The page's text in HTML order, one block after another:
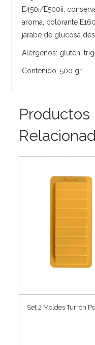
E450i/E500ii,
aroma, colorante
jarabe de glucosa
Alérgenos: gluten,
Contenido: 500 gr
Productos
Set 2 Moldes Turrón